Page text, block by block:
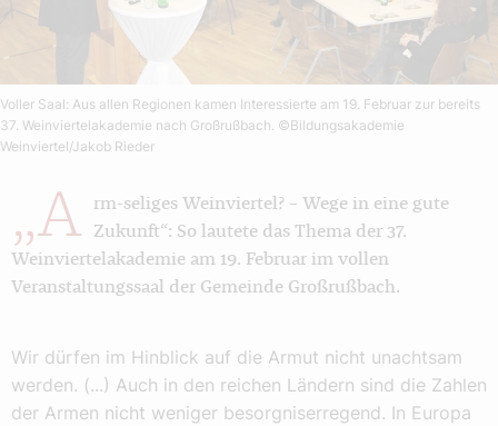
Voller Saal: Aus allen Regionen kamen Interessierte am 19. Februar zur bereits
37. Weinviertelakademie nach Großrußbach. ©Bildungsakademie
Weinviertel/Jakob Rieder
„A
rm-seliges Weinviertel? – Wege in eine gute
Zukunft“: So lautete das Thema der 37.
Weinviertelakademie am 19. Februar im vollen
Veranstaltungssaal der Gemeinde Großrußbach.
Wir dürfen im Hinblick auf die Armut nicht unachtsam
werden. (...) Auch in den reichen Ländern sind die Zahlen
der Armen nicht weniger besorgniserregend. In Europa